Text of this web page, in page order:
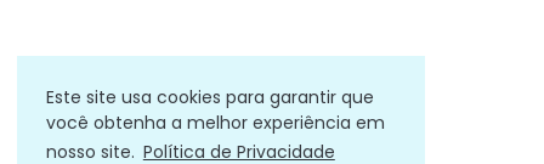
Este site usa cookies para garantir que
você obtenha a melhor experiência em
nosso site. Política de Privacidade